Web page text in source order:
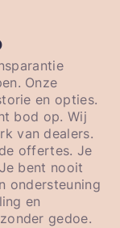
Onze
en opties.
bod op. Wij
van dealers.
offertes. Je
bent nooit
ondersteuning
en
gedoe.